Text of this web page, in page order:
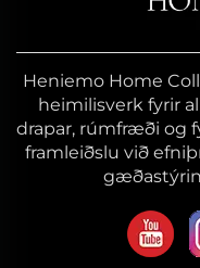
Heniemo Home
heimilisverk fyrir
drapar, rúmfræði og
framleiðslu við